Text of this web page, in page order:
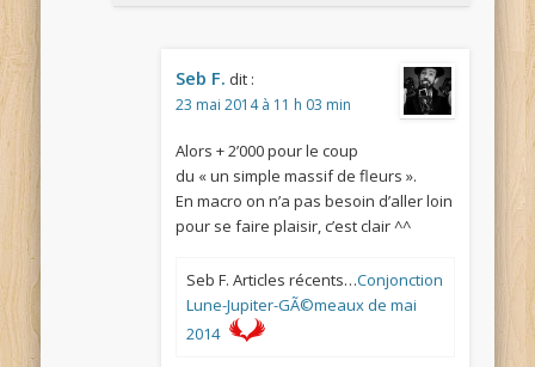
Seb F. dit :
23 mai 2014 à 11 h 03 min
Alors + 2’000 pour le coup
du « un simple massif de fleurs ».
En macro on n’a pas besoin d’aller loin
pour se faire plaisir, c’est clair ^^
Seb F. Articles récents…Conjonction
Lune-Jupiter-GÃ©meaux de mai
2014